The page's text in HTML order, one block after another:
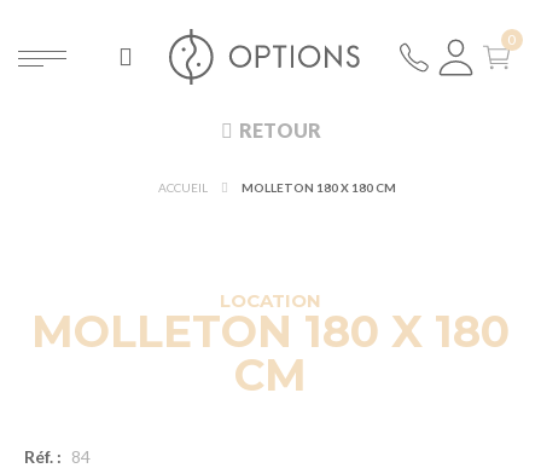
RETOUR
ACCUEIL MOLLETON 180 X 180 CM
LOCATION
MOLLETON 180 X 180
CM
Réf. : 84